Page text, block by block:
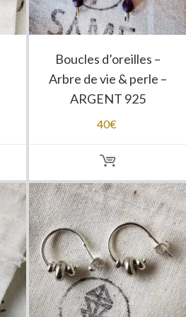
Boucles d’oreilles –
Arbre de vie & perle –
ARGENT 925
40€